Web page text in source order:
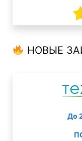
НОВЫЕ
До